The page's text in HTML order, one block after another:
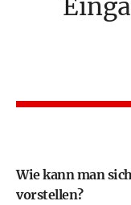
Wie kann man
vorstellen?